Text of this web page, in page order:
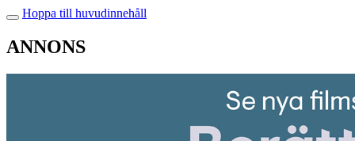
Hoppa till huvudinnehåll
ANNONS